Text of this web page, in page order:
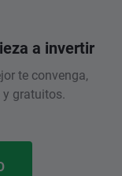
a invertir
te convenga,
gratuitos.